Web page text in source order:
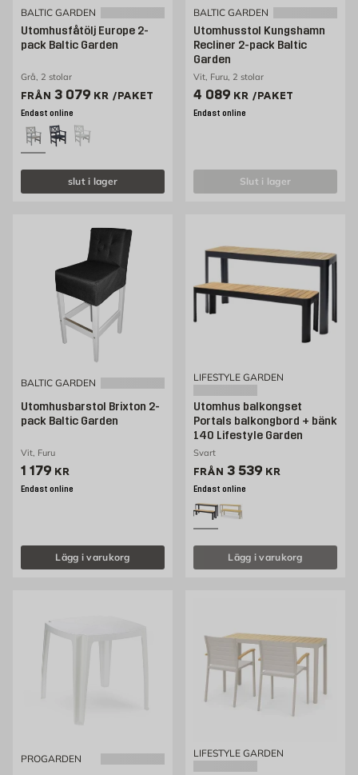
BALTIC GARDEN
Utomhusfåtölj Europe 2-
pack Baltic Garden
Grå, 2 stolar
FRÅN Pris 3079 kr /paket
3 079 KR /PAKET
Endast online
slut i lager
BALTIC GARDEN
Utomhusstol Kungshamn
Recliner 2-pack Baltic
Garden
Vit, Furu, 2 stolar
Pris 4089 kr /paket
4 089 KR /PAKET
Endast online
slut i lager
BALTIC GARDEN
Utomhusbarstol Brixton 2-
pack Baltic Garden
Vit, Furu
Pris 1179 kr
1 179 KR
Endast online
Lägg i varukorg
LIFESTYLE GARDEN
Utomhus balkongset
Portals balkongbord + bänk
140 Lifestyle Garden
Svart
FRÅN Pris 3539 kr
3 539 KR
Endast online
Lägg i varukorg
PROGARDEN LIFESTYLE GARDEN